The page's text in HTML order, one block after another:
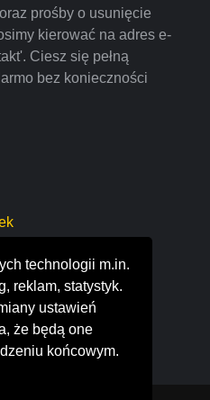
technologii m.in.
reklam, statystyk.
ustawień
że będą one
końcowym.
prośby o usunięcie
kierować na adres e-
Ciesz się pełną
bez konieczności
ltd., bangalore